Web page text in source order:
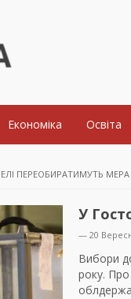
Економіка Освіта
ПЕРЕОБИРАТИМУТЬ МЕРА
У
— 20
Вибори
року. Про